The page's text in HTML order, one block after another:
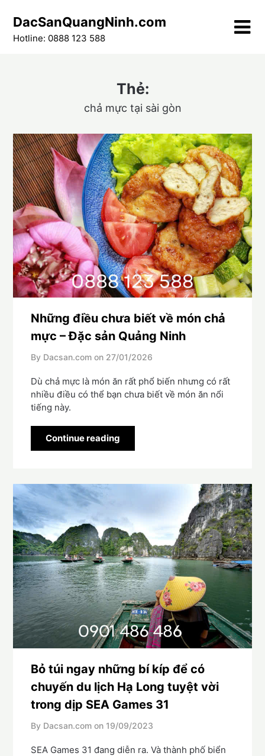
content
DacSanQuangNinh.com
Hotline: 0888 123 588
Thẻ:
chả mực tại sài gòn
Những điều chưa biết về món chả
mực – Đặc sản Quảng Ninh
By Dacsan.com on 27/01/2026
Dù chả mực là món ăn rất phổ biến nhưng có rất
nhiều điều có thể bạn chưa biết về món ăn nổi
tiếng này.
Continue reading
Bỏ túi ngay những bí kíp để có
chuyến du lịch Hạ Long tuyệt vời
trong dịp SEA Games 31
By Dacsan.com on 19/09/2023
SEA Games 31 đang diễn ra. Và thành phố biển